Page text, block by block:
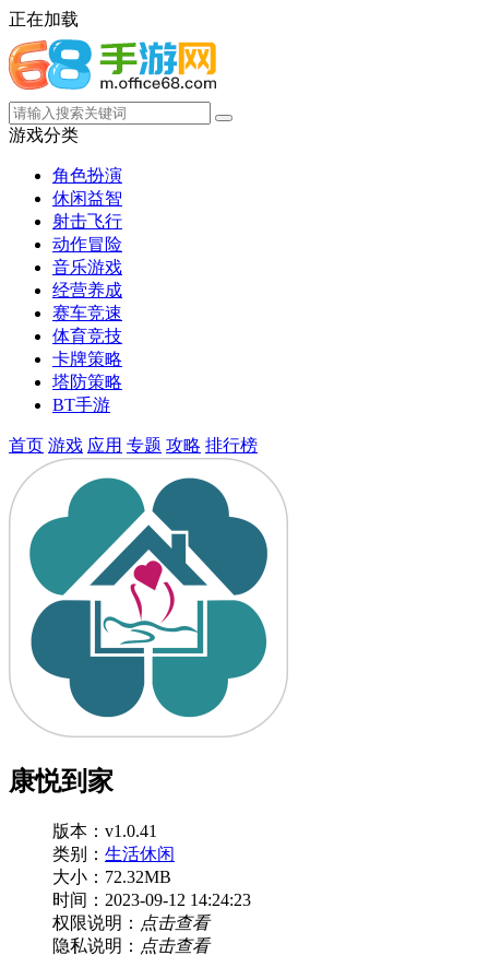
正在加载
游戏分类
角色扮演
休闲益智
射击飞行
动作冒险
音乐游戏
经营养成
赛车竞速
体育竞技
卡牌策略
塔防策略
BT手游
首页 游戏 应用 专题 攻略 排行榜
康悦到家
版本：v1.0.41
类别： 生活休闲
大小：72.32MB
时间：2023-09-12 14:24:23
权限说明： 点击查看
隐私说明： 点击查看